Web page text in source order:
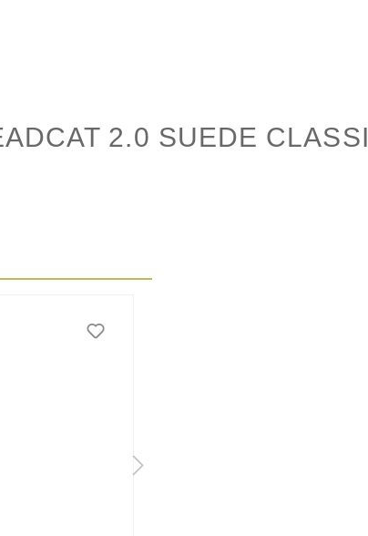
2.0 SUEDE